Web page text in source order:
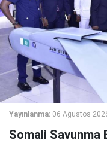
Yayınlanma: 06 Ağustos
Somali Savunma